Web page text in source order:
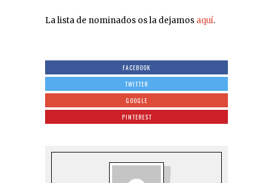
La lista de nominados os la dejamos aquí.
FACEBOOK
TWITTER
GOOGLE
PINTEREST